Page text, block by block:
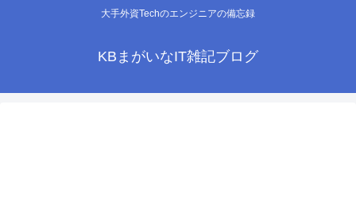
大手外資Techのエンジニアの備忘録
KBまがいなIT雑記ブログ